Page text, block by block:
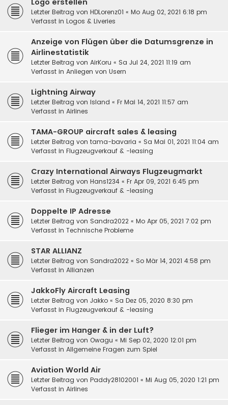
Logo erstellen
Letzter Beitrag von HDLorenz01 « Mo Aug 02, 2021 6:18 pm
Verfasst in Logos & Liveries
Anzeige von Flügen über die Datumsgrenze in
Airlinestatistik
Letzter Beitrag von AirKoru « Sa Jul 24, 2021 11:19 am
Verfasst in Anliegen von Usern
Lightning Airway
Letzter Beitrag von Island « Fr Mai 14, 2021 11:57 am
Verfasst in Airlines
TAMA-GROUP aircraft sales & leasing
Letzter Beitrag von tama-bavaria « Sa Mai 01, 2021 11:04 am
Verfasst in Flugzeugverkauf & -leasing
Crazy International Airways Flugzeugmarkt
Letzter Beitrag von Hans1234 « Fr Apr 09, 2021 6:45 pm
Verfasst in Flugzeugverkauf & -leasing
Doppelte IP Adresse
Letzter Beitrag von Sandra2022 « Mo Apr 05, 2021 7:02 pm
Verfasst in Technische Probleme
STAR ALLIANZ
Letzter Beitrag von Sandra2022 « So Mär 14, 2021 4:58 pm
Verfasst in Allianzen
JakkoFly Aircraft Leasing
Letzter Beitrag von Jakko « Sa Dez 05, 2020 8:30 pm
Verfasst in Flugzeugverkauf & -leasing
Flieger im Hanger & in der Luft?
Letzter Beitrag von Owagu « Mi Sep 02, 2020 12:01 pm
Verfasst in Allgemeine Fragen zum Spiel
Aviation World Air
Letzter Beitrag von Paddy28102001 « Mi Aug 05, 2020 1:21 pm
Verfasst in Airlines